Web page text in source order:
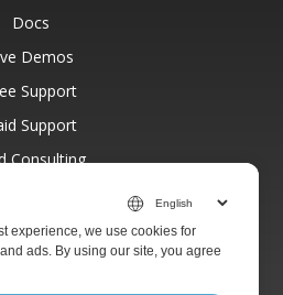
Docs
Demos
Support
Support
Consulting
About
experience, we use cookies for
ads. By using our site, you agree